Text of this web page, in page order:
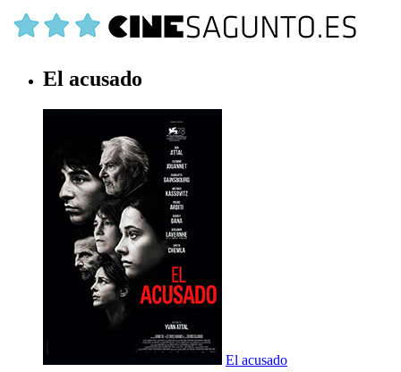
El acusado
El acusado